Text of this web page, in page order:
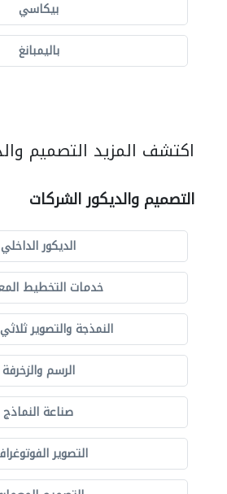
بيكاسي
باليمبانغ
اكتشف المزيد التصميم
التصميم والديكور الشركات
الديكور الداخلي
خدمات التخطيط
النمذجة والتصوير
الرسم والزخرفة
صناعة النماذج
التصوير